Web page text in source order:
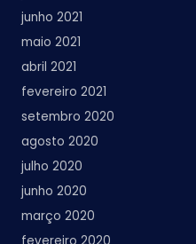
junho 2021
maio 2021
abril 2021
fevereiro 2021
setembro 2020
agosto 2020
julho 2020
junho 2020
março 2020
fevereiro 2020